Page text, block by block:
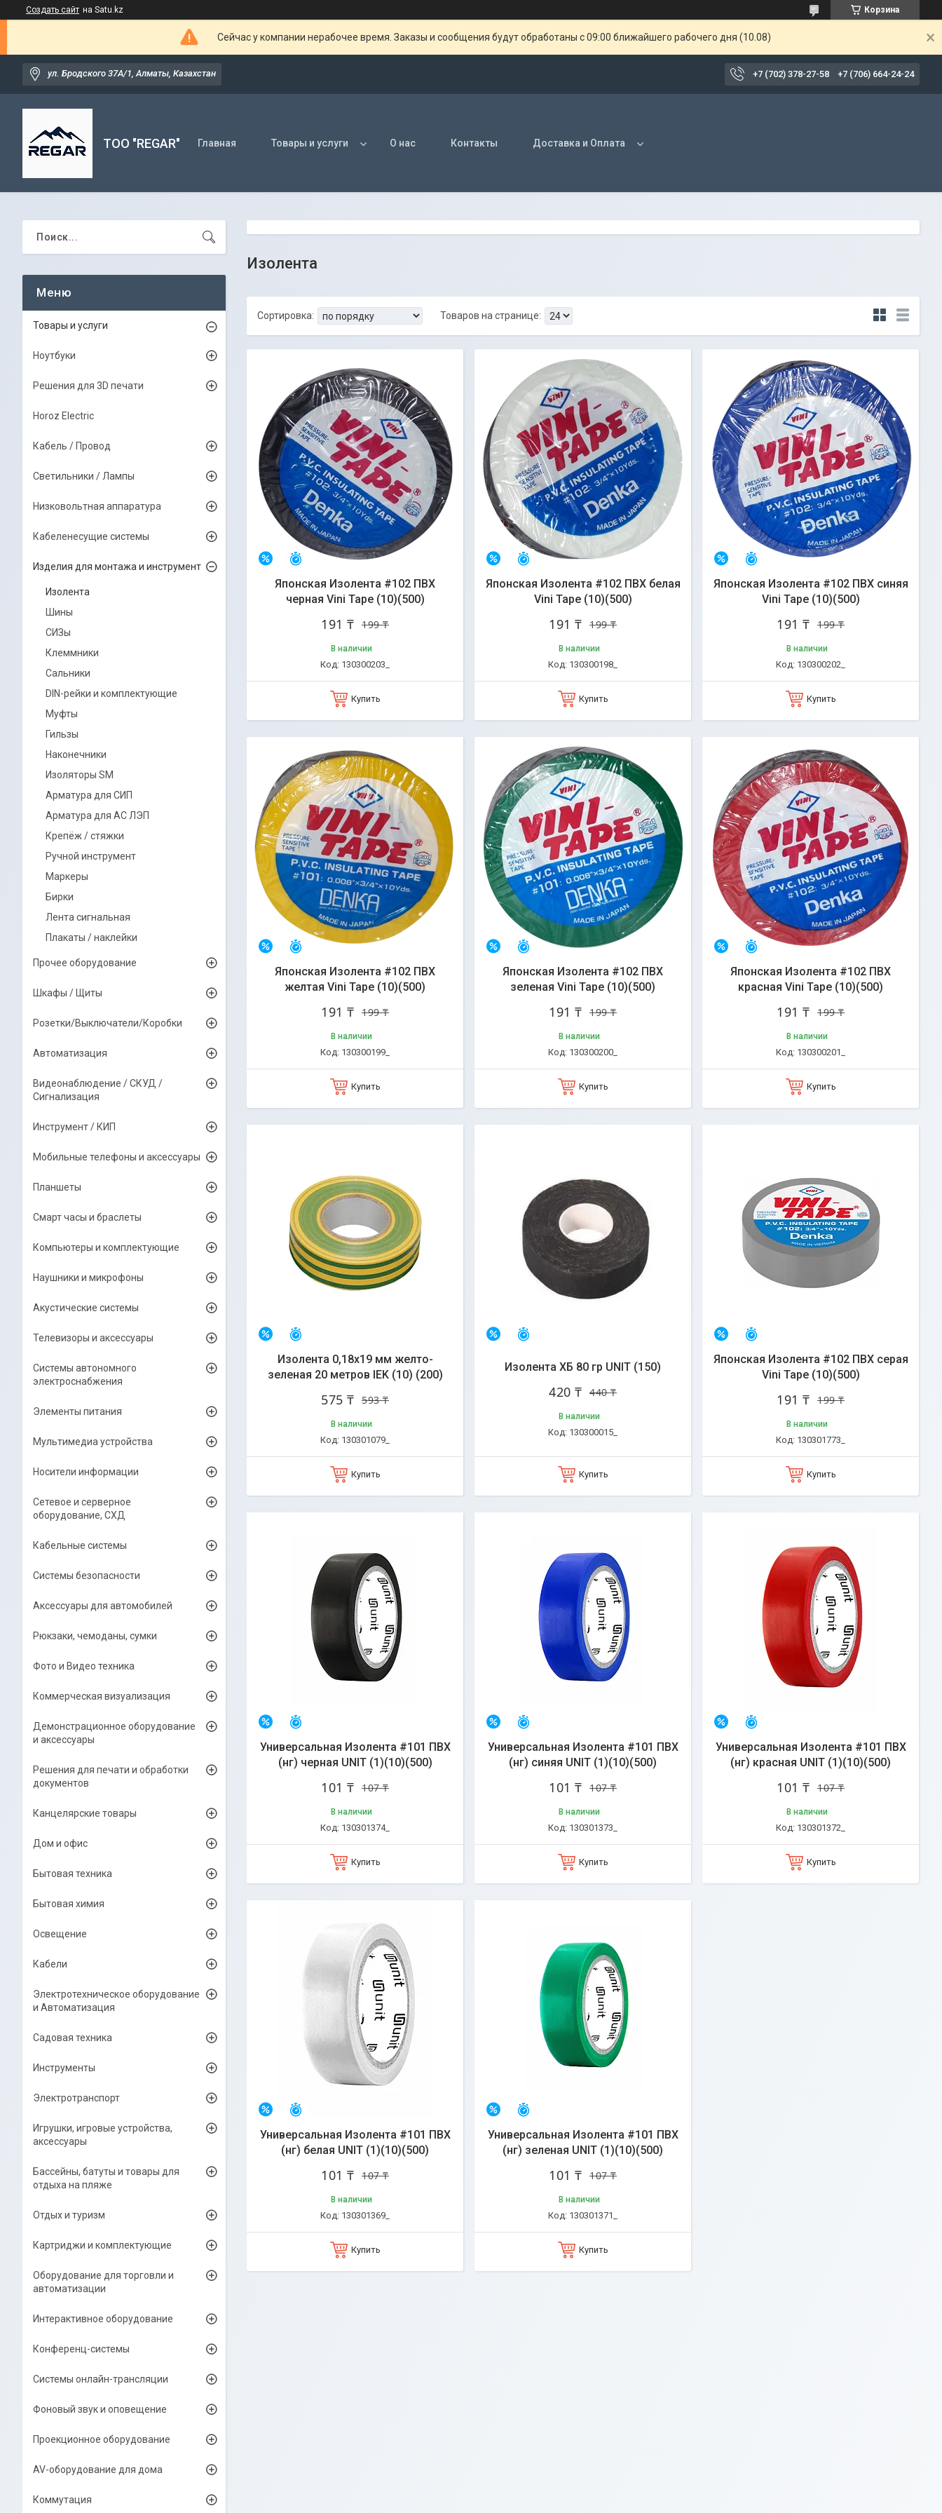
Создать сайт на Satu.kz Корзина
Сейчас у компании нерабочее время. Заказы и сообщения будут обработаны с 09:00 ближайшего рабочего дня (10.08)
ул. Бродского 37А/1, Алматы, Казахстан +7 (702) 378-27-58 +7 (706) 664-24-24
TOO "REGAR" Главная Товары и услуги О нас Контакты Доставка и Оплата
Изолента
–4% Остался 31 день
Японская Изолента #102 ПВХ
черная Vini Tape (10)(500)
199 ₸
191 ₸
В наличии
130300203_
Купить
–4% Остался 31 день
Японская Изолента #102 ПВХ белая
Vini Tape (10)(500)
199 ₸
191 ₸
В наличии
130300198_
Купить
–4% Остался 31 день
Японская Изолента #102 ПВХ синяя
Vini Tape (10)(500)
199 ₸
191 ₸
В наличии
130300202_
Купить
–4%
Японская Изолента #102 ПВХ
желтая Vini Tape (10)(500)
199 ₸
191 ₸
В наличии
130300199_
Купить
–4% Остался 31 день
Японская Изолента #102 ПВХ
зеленая Vini Tape (10)(500)
199 ₸
191 ₸
В наличии
130300200_
Купить
–4% Остался 31 день
Японская Изолента #102 ПВХ
красная Vini Tape (10)(500)
199 ₸
191 ₸
В наличии
130300201_
Купить
–3%
Изолента 0,18х19 мм желто-
зеленая 20 метров IEK (10) (200)
593 ₸
575 ₸
В наличии
130301079_
Купить
–5%
Изолента ХБ 80 гр UNIT (150)
440 ₸
420 ₸
В наличии
130300015_
Купить
–4%
Японская Изолента #102 ПВХ серая
Vini Tape (10)(500)
199 ₸
191 ₸
В наличии
130301773_
Купить
–6%
Универсальная Изолента #101 ПВХ
(нг) черная UNIT (1)(10)(500)
107 ₸
101 ₸
В наличии
130301374_
Купить
–6%
Универсальная Изолента #101 ПВХ
(нг) синяя UNIT (1)(10)(500)
107 ₸
101 ₸
В наличии
130301373_
Купить
–6%
Универсальная Изолента #101 ПВХ
(нг) красная UNIT (1)(10)(500)
107 ₸
101 ₸
В наличии
130301372_
Купить
–6%
Универсальная Изолента #101 ПВХ
(нг) белая UNIT (1)(10)(500)
107 ₸
101 ₸
В наличии
130301369_
Купить
–6%
Универсальная Изолента #101 ПВХ
(нг) зеленая UNIT (1)(10)(500)
107 ₸
101 ₸
В наличии
130301371_
Купить
Товары и услуги
Ноутбуки
Решения для 3D печати
Horoz Electric
Кабель / Провод
Светильники / Лампы
Низковольтная аппаратура
Кабеленесущие системы
Изделия для монтажа и инструмент
Изолента
Шины
СИЗы
Клеммники
Сальники
DIN-рейки и комплектующие
Муфты
Гильзы
Наконечники
Изоляторы SM
Арматура для СИП
Арматура для АС ЛЭП
Крепёж / стяжки
Ручной инструмент
Маркеры
Бирки
Лента сигнальная
Плакаты / наклейки
Прочее оборудование
Шкафы / Щиты
Розетки/Выключатели/Коробки
Автоматизация
Видеонаблюдение / СКУД /
Сигнализация
Инструмент / КИП
Мобильные телефоны и аксессуары
Планшеты
Смарт часы и браслеты
Компьютеры и комплектующие
Наушники и микрофоны
Акустические системы
Телевизоры и аксессуары
Системы автономного
электроснабжения
Элементы питания
Мультимедиа устройства
Носители информации
Сетевое и серверное
оборудование, СХД
Кабельные системы
Системы безопасности
Аксессуары для автомобилей
Рюкзаки, чемоданы, сумки
Фото и Видео техника
Коммерческая визуализация
Демонстрационное оборудование
и аксессуары
Решения для печати и обработки
документов
Канцелярские товары
Дом и офис
Бытовая техника
Бытовая химия
Освещение
Кабели
Электротехническое оборудование
и Автоматизация
Садовая техника
Инструменты
Электротранспорт
Игрушки, игровые устройства,
аксессуары
Бассейны, батуты и товары для
отдыха на пляже
Отдых и туризм
Картриджи и комплектующие
Оборудование для торговли и
автоматизации
Интерактивное оборудование
Конференц-системы
Системы онлайн-трансляции
Фоновый звук и оповещение
Проекционное оборудование
AV-оборудование для дома
Коммутация